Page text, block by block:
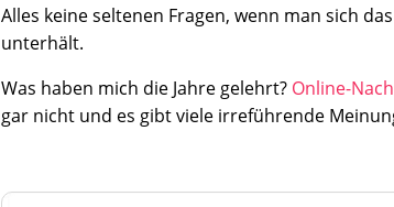
Alles keine seltenen Fragen, wenn man sich
unterhält.
Was haben mich die Jahre gelehrt? Online-
gar nicht und es gibt viele irreführende